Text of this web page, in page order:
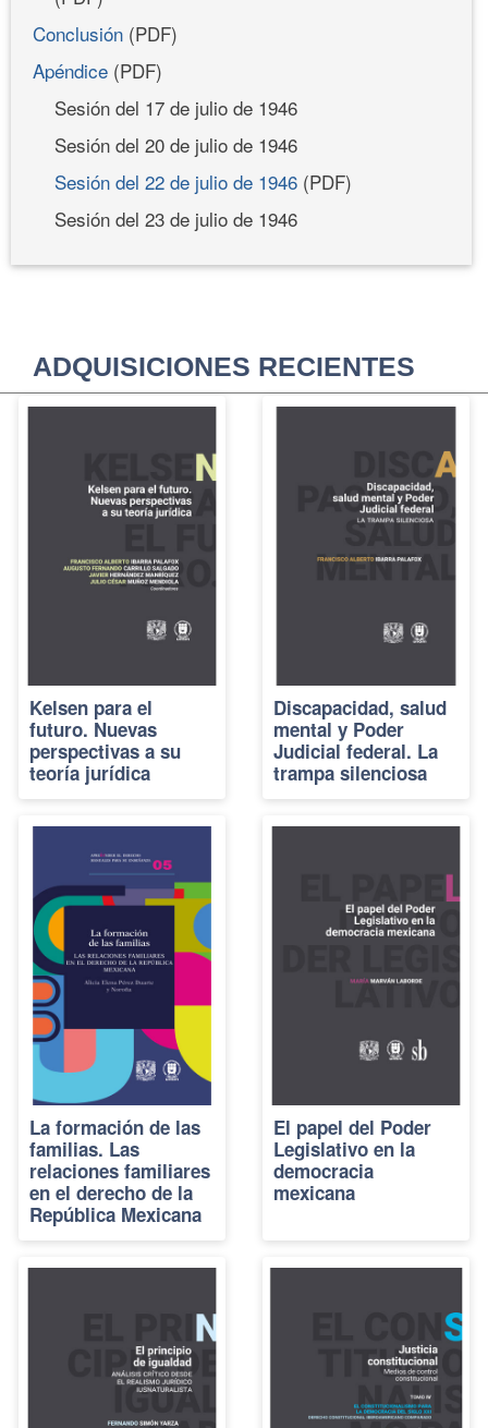
Conclusión (PDF)
Apéndice (PDF)
Sesión del 17 de julio de 1946
Sesión del 20 de julio de 1946
Sesión del 22 de julio de 1946 (PDF)
Sesión del 23 de julio de 1946
ADQUISICIONES RECIENTES
Kelsen para el
futuro. Nuevas
perspectivas a su
teoría jurídica
Discapacidad, salud
mental y Poder
Judicial federal. La
trampa silenciosa
La formación de las
familias. Las
relaciones familiares
en el derecho de la
República Mexicana
El papel del Poder
Legislativo en la
democracia
mexicana